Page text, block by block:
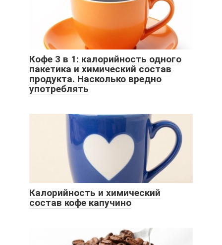
Кофе 3 в 1: калорийность одного
пакетика и химический состав
продукта. Насколько вредно
употреблять
Калорийность и химический
состав кофе капучино